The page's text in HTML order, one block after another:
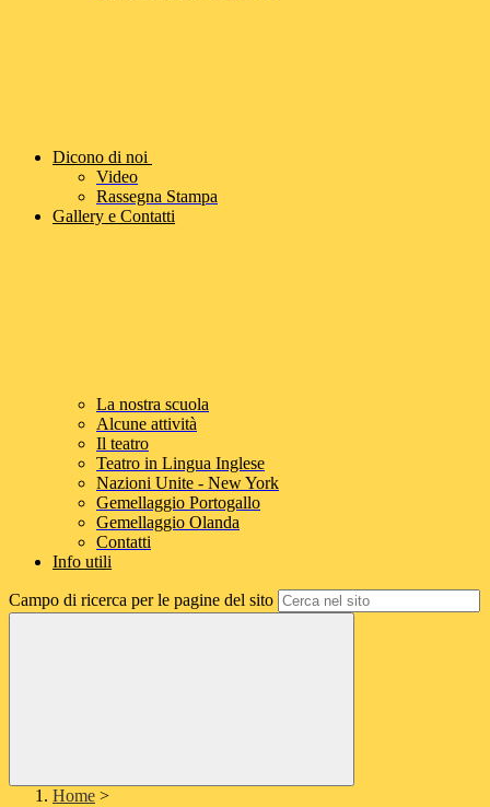
Dicono di noi
Video
Rassegna Stampa
Gallery e Contatti
La nostra scuola
Alcune attività
Il teatro
Teatro in Lingua Inglese
Nazioni Unite - New York
Gemellaggio Portogallo
Gemellaggio Olanda
Contatti
Info utili
Campo di ricerca per le pagine del sito
Home >